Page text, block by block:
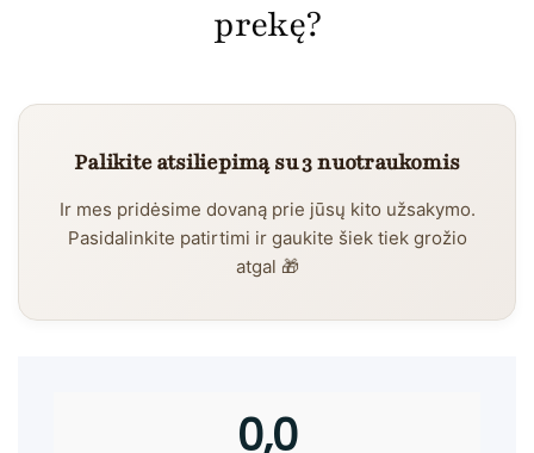
prekę?
Palikite atsiliepimą su 3 nuotraukomis
Ir mes pridėsime dovaną prie jūsų kito užsakymo.
Pasidalinkite patirtimi ir gaukite šiek tiek grožio
atgal 🎁
0,0